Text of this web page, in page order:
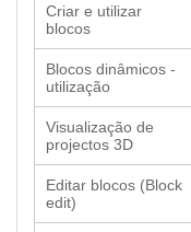
Criar e utilizar
blocos
Blocos dinâmicos -
utilização
Visualização de
projectos 3D
Editar blocos (Block
edit)